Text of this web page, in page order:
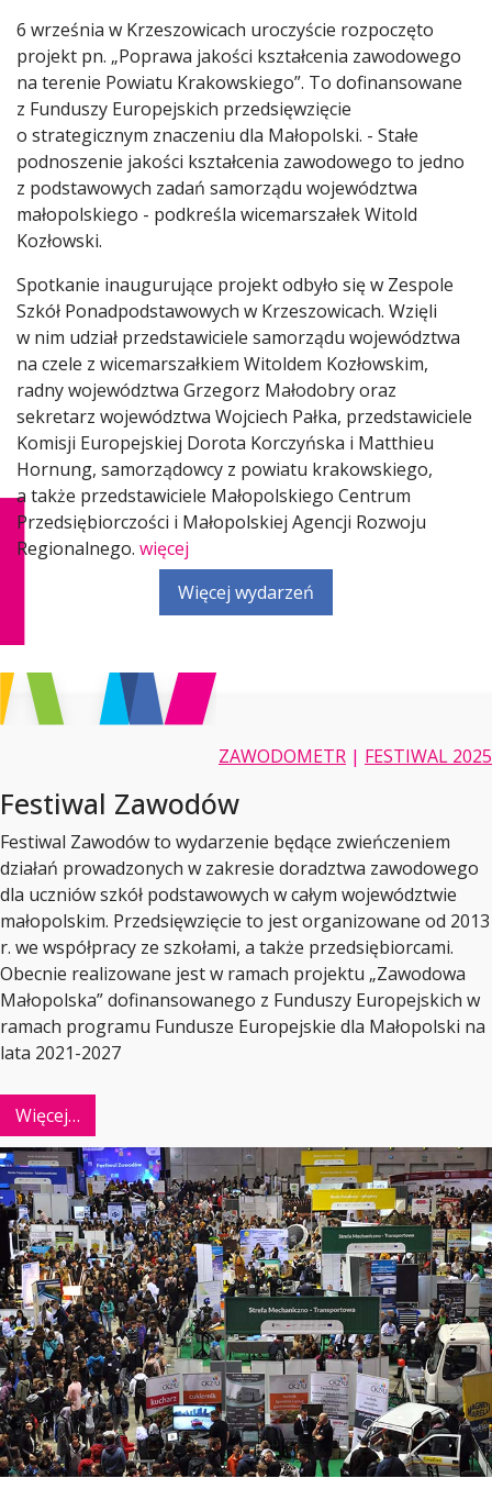
6 września w Krzeszowicach uroczyście rozpoczęto
projekt pn. „Poprawa jakości kształcenia zawodowego
na terenie Powiatu Krakowskiego”. To dofinansowane
z Funduszy Europejskich przedsięwzięcie
o strategicznym znaczeniu dla Małopolski. - Stałe
podnoszenie jakości kształcenia zawodowego to jedno
z podstawowych zadań samorządu województwa
małopolskiego - podkreśla wicemarszałek Witold
Kozłowski.
Spotkanie inaugurujące projekt odbyło się w Zespole
Szkół Ponadpodstawowych w Krzeszowicach. Wzięli
w nim udział przedstawiciele samorządu województwa
na czele z wicemarszałkiem Witoldem Kozłowskim,
radny województwa Grzegorz Małodobry oraz
sekretarz województwa Wojciech Pałka, przedstawiciele
Komisji Europejskiej Dorota Korczyńska i Matthieu
Hornung, samorządowcy z powiatu krakowskiego,
a także przedstawiciele Małopolskiego Centrum
Przedsiębiorczości i Małopolskiej Agencji Rozwoju
Regionalnego. więcej
Więcej wydarzeń
ZAWODOMETR | FESTIWAL 2025
Festiwal Zawodów
Festiwal Zawodów to wydarzenie będące zwieńczeniem
działań prowadzonych w zakresie doradztwa zawodowego
dla uczniów szkół podstawowych w całym województwie
małopolskim. Przedsięwzięcie to jest organizowane od 2013
r. we współpracy ze szkołami, a także przedsiębiorcami.
Obecnie realizowane jest w ramach projektu „Zawodowa
Małopolska” dofinansowanego z Funduszy Europejskich w
ramach programu Fundusze Europejskie dla Małopolski na
lata 2021-2027
Więcej…